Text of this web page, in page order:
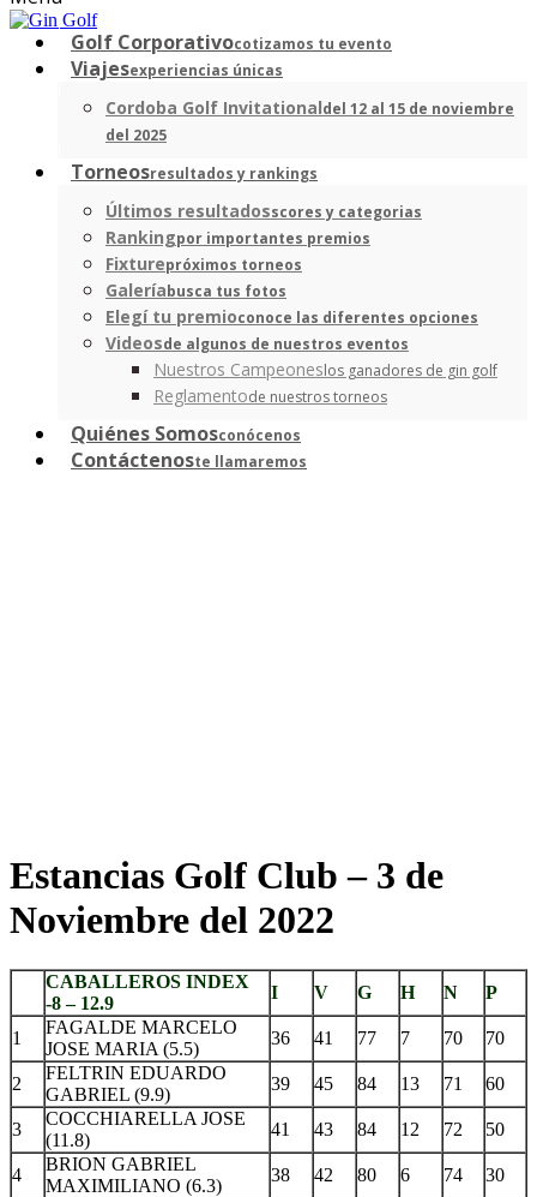
Golf Corporativocotizamos tu evento
Viajesexperiencias únicas
Cordoba Golf Invitationaldel 12 al 15 de noviembre
del 2025
Torneosresultados y rankings
Últimos resultadosscores y categorias
Rankingpor importantes premios
Fixturepróximos torneos
Galeríabusca tus fotos
Elegí tu premioconoce las diferentes opciones
Videosde algunos de nuestros eventos
Nuestros Campeoneslos ganadores de gin golf
Reglamentode nuestros torneos
Quiénes Somosconócenos
Contáctenoste llamaremos
Estancias Golf Club – 3 de
Noviembre del 2022
CABALLEROS INDEX
-8 – 12.9
I V G H N P
1
FAGALDE MARCELO
JOSE MARIA (5.5)
36 41 77 7 70 70
2
FELTRIN EDUARDO
GABRIEL (9.9)
39 45 84 13 71 60
3
COCCHIARELLA JOSE
(11.8)
41 43 84 12 72 50
4
BRION GABRIEL
MAXIMILIANO (6.3)
38 42 80 6 74 30